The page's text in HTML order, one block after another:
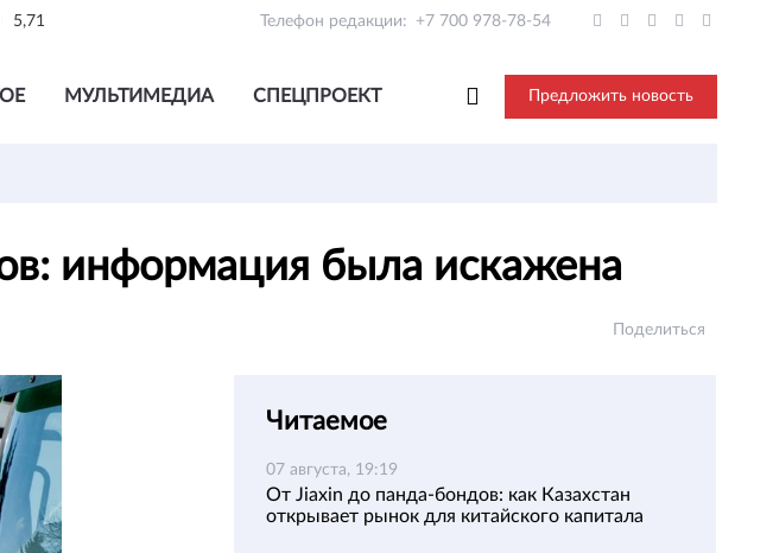
5,71 Телефон редакции: +7 700 978-78-54
МУЛЬТИМЕДИА СПЕЦПРОЕКТ Предложить новость
информация была искажена
Поделиться
Читаемое
07 августа, 19:19
От Jiaxin до панда-бондов: как Казахстан
открывает рынок для китайского капитала